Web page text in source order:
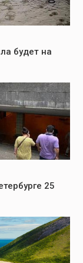
будет на
25